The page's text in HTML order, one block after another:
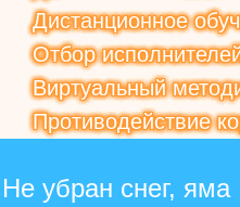
Дистанционное
Отбор
Виртуальный
Противодействие
Не убран снег, яма